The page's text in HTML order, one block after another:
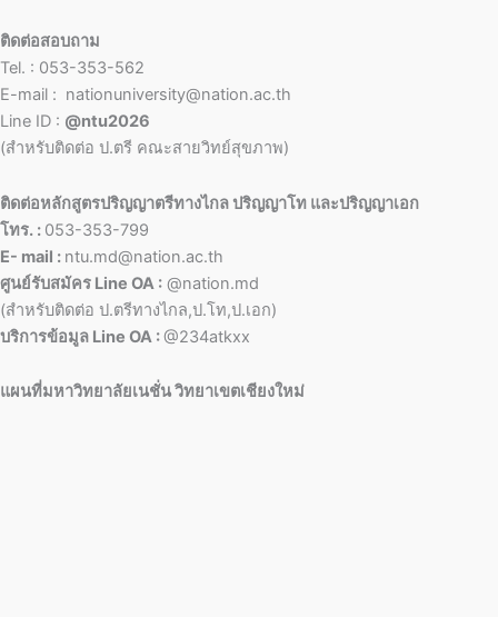
ติดต่อสอบถาม
Tel. : 053-353-562
E-mail : nationuniversity@nation.ac.th
Line ID : @ntu2026
(สำหรับติดต่อ ป.ตรี คณะสายวิทย์สุขภาพ)
ติดต่อหลักสูตรปริญญาตรีทางไกล ปริญญาโท และปริญญาเอก
โทร. : 053-353-799
E- mail : ntu.md@nation.ac.th
ศูนย์รับสมัคร Line OA : @nation.md
(สำหรับติดต่อ ป.ตรีทางไกล,ป.โท,ป.เอก)
บริการข้อมูล Line OA :@234atkxx
แผนที่มหาวิทยาลัยเนชั่น วิทยาเขตเชียงใหม่